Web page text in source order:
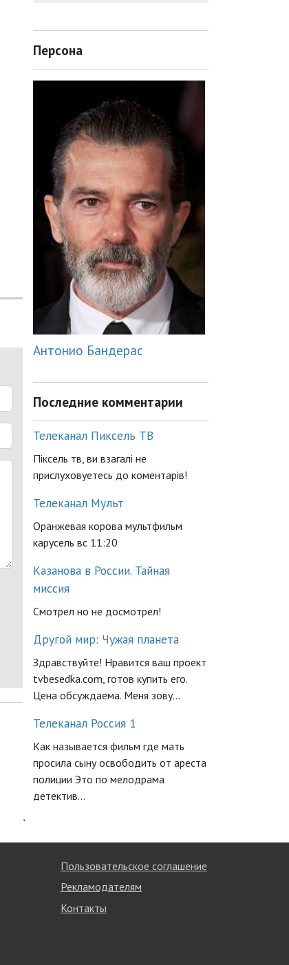
Персона
Антонио Бандерас
Последние комментарии
Телеканал Пиксель ТВ
Піксель тв, ви взагалі не
прислуховуетесь до коментарів!
Телеканал Мульт
Оранжевая корова мультфильм
карусель вс 11:20
Казанова в России. Тайная
миссия
Смотрел но не досмотрел!
Другой мир: Чужая планета
Здравствуйте! Нравится ваш проект
tvbesedka.com, готов купить его.
Цена обсуждаема. Меня зову...
Телеканал Россия 1
Как называется фильм где мать
просила сыну освободить от ареста
полиции Это по мелодрама
детектив...
`
Пользовательское соглашение
Рекламодателям
Контакты